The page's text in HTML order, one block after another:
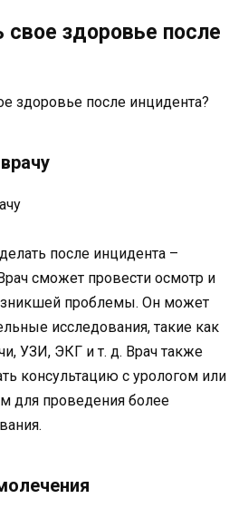
свое здоровье после
после инцидента –
сможет провести осмотр и
проблемы. Он может
исследования, такие как
УЗИ, ЭКГ и т. д. Врач также
консультацию с урологом или
для проведения более